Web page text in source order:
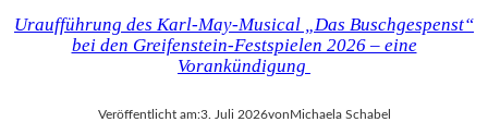
H
A
B
Uraufführung des Karl-May-Musical „Das Buschgespenst“
bei den Greifenstein-Festspielen 2026 – eine
Vorankündigung
Veröffentlicht am:3. Juli 2026vonMichaela Schabel